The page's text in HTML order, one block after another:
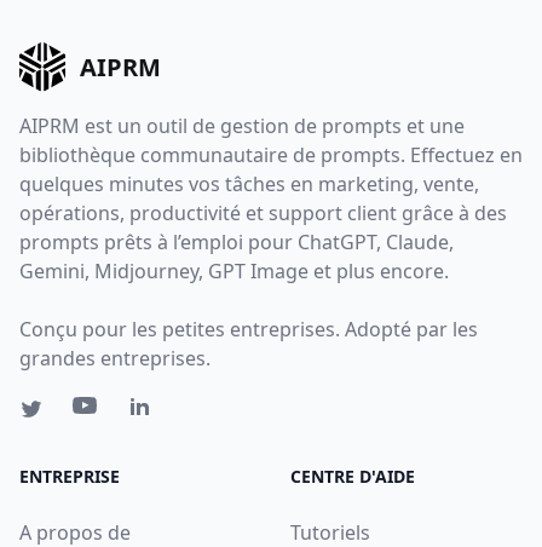
AIPRM
AIPRM est un outil de gestion de prompts et une
bibliothèque communautaire de prompts. Effectuez en
quelques minutes vos tâches en marketing, vente,
opérations, productivité et support client grâce à des
prompts prêts à l’emploi pour ChatGPT, Claude,
Gemini, Midjourney, GPT Image et plus encore.
Conçu pour les petites entreprises. Adopté par les
grandes entreprises.
ENTREPRISE
A propos de
CENTRE D'AIDE
Tutoriels